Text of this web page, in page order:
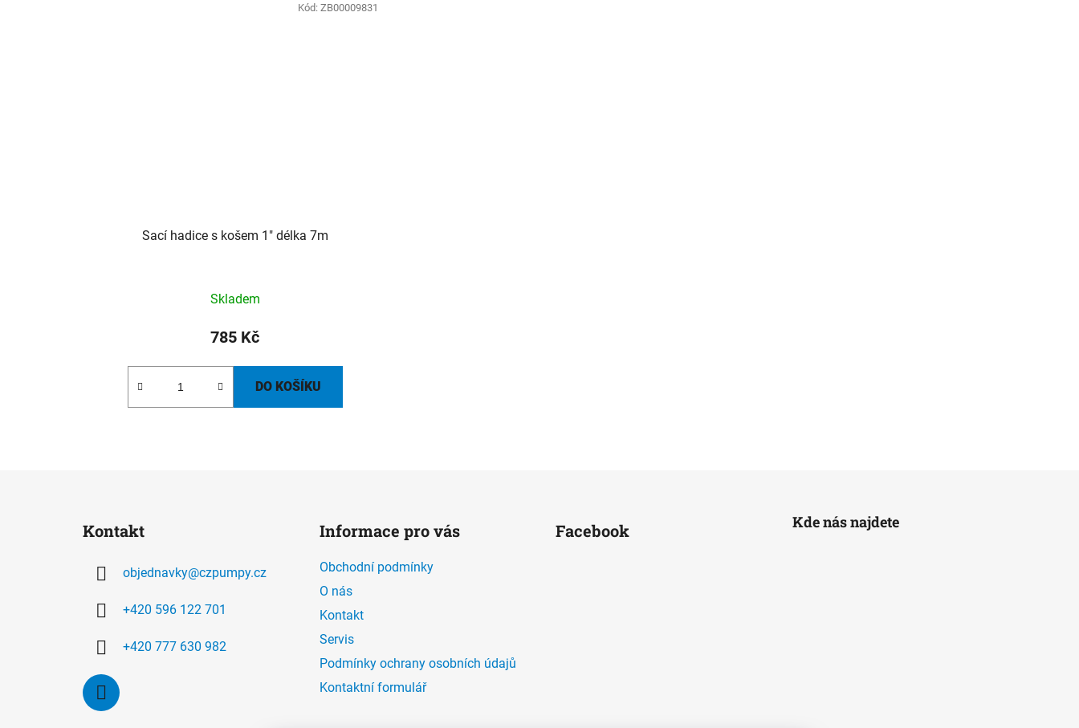
Sací hadice s košem 1" délka 7m
Skladem
785 Kč
DO KOŠÍKU
Kód:ZB00009831
Kontakt
objednavky@czpumpy.cz
+420 596 122 701
+420 777 630 982
Informace pro vás
Obchodní podmínky
O nás
Kontakt
Servis
Podmínky ochrany osobních údajů
Kontaktní formulář
Facebook Kde nás najdete